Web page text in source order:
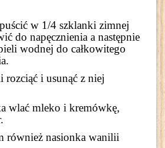
w 1/4 szklanki zimnej
do napęcznienia a następnie
wodnej do całkowitego
rozciąć i usunąć z niej
wlać mleko i kremówkę,
również nasionka wanilii